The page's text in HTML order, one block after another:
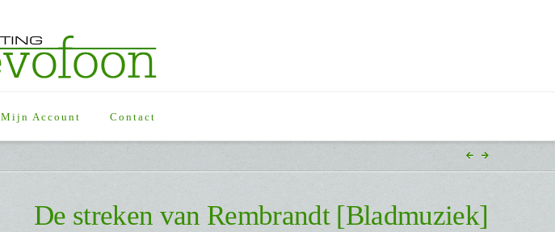
Mijn Account Contact
De streken van Rembrandt [Bladmuziek]